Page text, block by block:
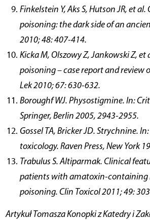
Finkelstein Y, Aks S, Hutson JR, et
poisoning: the dark side of an
2010; 48: 407-414.
Kicka M, Olszowy Z, Jankowski Z,
poisoning – case report and review
Lek 2010; 67: 630-632.
Boroughf WJ. Physostigmine. In:
Springer, Berlin 2005, 2943-2955.
Gossel TA, Bricker JD. Strychnine.
toxicology. Raven Press, New York
Trabulus S. Altiparmak. Clinical
patients with amatoxin-containing
poisoning. Clin Toxicol 2011; 49:
Artykuł Tomasza Konopki z Katedry i